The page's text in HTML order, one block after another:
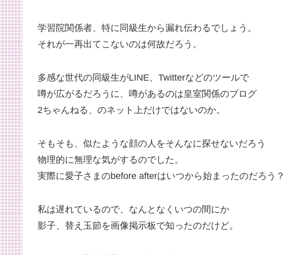
学習院関係者、特に同級生から漏れ伝わるでしょう。
それが一再出てこないのは何故だろう。
多感な世代の同級生がLINE、Twitterなどのツールで
噂が広がるだろうに、噂があるのは皇室関係のブログ
2ちゃんねる、のネット上だけではないのか。
そもそも、似たような顔の人をそんなに探せないだろう
物理的に無理な気がするのでした。
実際に愛子さまのbefore afterはいつから始まったのだろう？
私は遅れているので、なんとなくいつの間にか
影子、替え玉節を画像掲示板で知ったのだけど。